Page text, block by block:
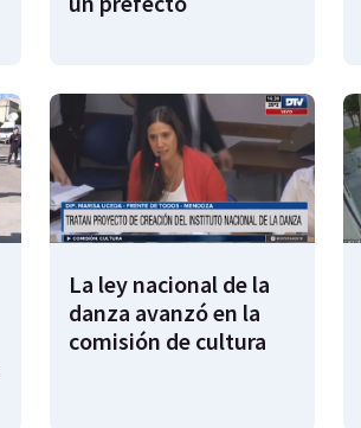
La ley nacional de la
danza avanzó en la
comisión de cultura